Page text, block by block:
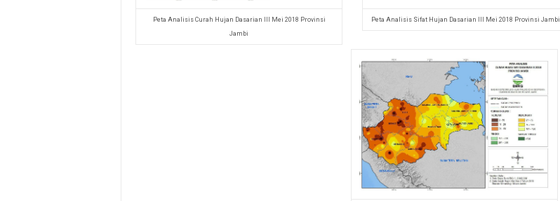
Peta Analisis Curah Hujan Dasarian III Mei 2018 Provinsi
Jambi
Peta Analisis Sifat Hujan Dasarian III Mei 2018 Provinsi Jambi